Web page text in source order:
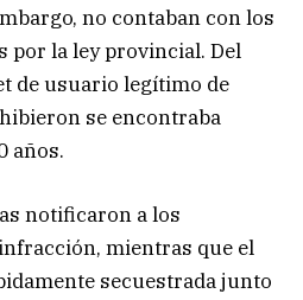
no contaban con los
por la ley provincial. Del
de usuario legítimo de
se encontraba
años.
notificaron a los
mientras que el
secuestrada junto